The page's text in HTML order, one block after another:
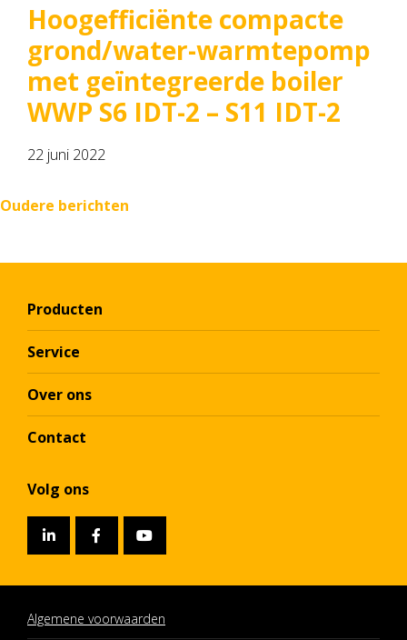
Hoogefficiënte compacte
grond/water-warmtepomp
met geïntegreerde boiler
WWP S6 IDT-2 – S11 IDT-2
22 juni 2022
Berichtennavigatie
Oudere berichten
Producten
Service
Over ons
Contact
Volg ons
Algemene voorwaarden